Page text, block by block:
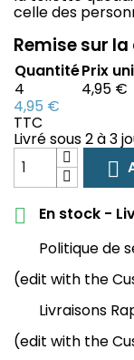
celle des
Remise sur
QuantitéPrix
4
4,95 €
4,95 €
TTC
Livré sous 2 à 3


En stock -
Politique de
(edit with the
Livraisons
(edit with the